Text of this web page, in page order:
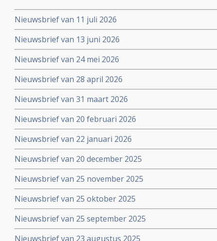
Nieuwsbrief van 11 juli 2026
Nieuwsbrief van 13 juni 2026
Nieuwsbrief van 24 mei 2026
Nieuwsbrief van 28 april 2026
Nieuwsbrief van 31 maart 2026
Nieuwsbrief van 20 februari 2026
Nieuwsbrief van 22 januari 2026
Nieuwsbrief van 20 december 2025
Nieuwsbrief van 25 november 2025
Nieuwsbrief van 25 oktober 2025
Nieuwsbrief van 25 september 2025
Nieuwsbrief van 23 augustus 2025